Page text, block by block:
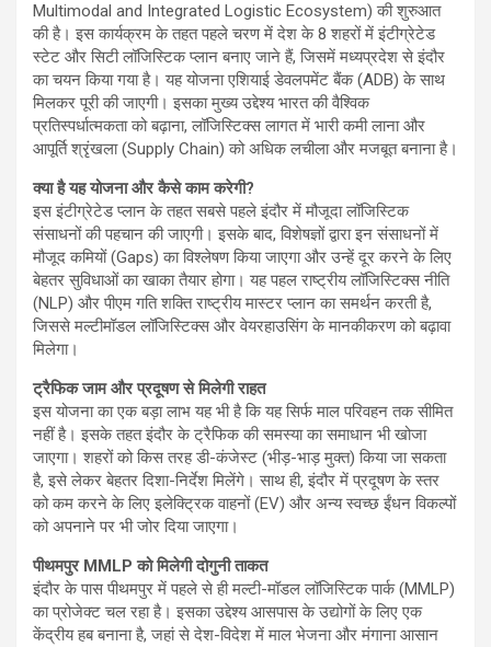
Multimodal and Integrated Logistic Ecosystem) की शुरुआत
की है। इस कार्यक्रम के तहत पहले चरण में देश के 8 शहरों में इंटीग्रेटेड
स्टेट और सिटी लॉजिस्टिक प्लान बनाए जाने हैं, जिसमें मध्यप्रदेश से इंदौर
का चयन किया गया है। यह योजना एशियाई डेवलपमेंट बैंक (ADB) के साथ
मिलकर पूरी की जाएगी। इसका मुख्य उद्देश्य भारत की वैश्विक
प्रतिस्पर्धात्मकता को बढ़ाना, लॉजिस्टिक्स लागत में भारी कमी लाना और
आपूर्ति श्रृंखला (Supply Chain) को अधिक लचीला और मजबूत बनाना है।
क्या है यह योजना और कैसे काम करेगी?
इस इंटीग्रेटेड प्लान के तहत सबसे पहले इंदौर में मौजूदा लॉजिस्टिक
संसाधनों की पहचान की जाएगी। इसके बाद, विशेषज्ञों द्वारा इन संसाधनों में
मौजूद कमियों (Gaps) का विश्लेषण किया जाएगा और उन्हें दूर करने के लिए
बेहतर सुविधाओं का खाका तैयार होगा। यह पहल राष्ट्रीय लॉजिस्टिक्स नीति
(NLP) और पीएम गति शक्ति राष्ट्रीय मास्टर प्लान का समर्थन करती है,
जिससे मल्टीमॉडल लॉजिस्टिक्स और वेयरहाउसिंग के मानकीकरण को बढ़ावा
मिलेगा।
ट्रैफिक जाम और प्रदूषण से मिलेगी राहत
इस योजना का एक बड़ा लाभ यह भी है कि यह सिर्फ माल परिवहन तक सीमित
नहीं है। इसके तहत इंदौर के ट्रैफिक की समस्या का समाधान भी खोजा
जाएगा। शहरों को किस तरह डी-कंजेस्ट (भीड़-भाड़ मुक्त) किया जा सकता
है, इसे लेकर बेहतर दिशा-निर्देश मिलेंगे। साथ ही, इंदौर में प्रदूषण के स्तर
को कम करने के लिए इलेक्ट्रिक वाहनों (EV) और अन्य स्वच्छ ईंधन विकल्पों
को अपनाने पर भी जोर दिया जाएगा।
पीथमपुर MMLP को मिलेगी दोगुनी ताकत
इंदौर के पास पीथमपुर में पहले से ही मल्टी-मॉडल लॉजिस्टिक पार्क (MMLP)
का प्रोजेक्ट चल रहा है। इसका उद्देश्य आसपास के उद्योगों के लिए एक
केंद्रीय हब बनाना है, जहां से देश-विदेश में माल भेजना और मंगाना आसान